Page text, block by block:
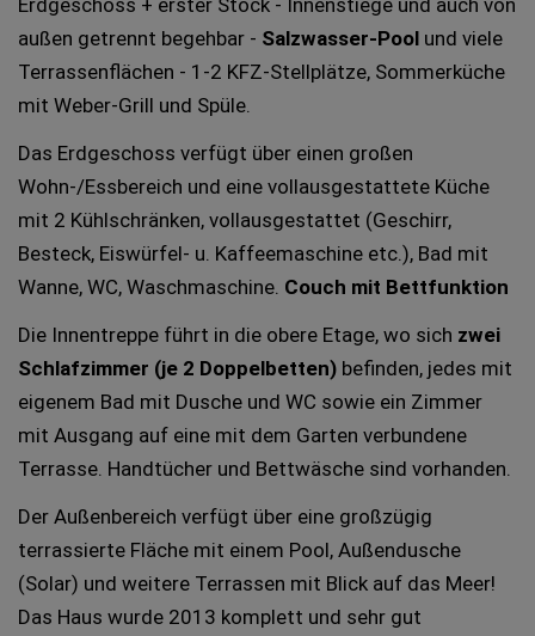
außen getrennt begehbar - Salzwasser-Pool und viele
Terrassenflächen - 1-2 KFZ-Stellplätze, Sommerküche
mit Weber-Grill und Spüle.
Das Erdgeschoss verfügt über einen großen
Wohn-/Essbereich und eine vollausgestattete Küche
mit 2 Kühlschränken, vollausgestattet (Geschirr,
Besteck, Eiswürfel- u. Kaffeemaschine etc.), Bad mit
Wanne, WC, Waschmaschine. Couch mit Bettfunktion
Die Innentreppe führt in die obere Etage, wo sich zwei
Schlafzimmer (je 2 Doppelbetten) befinden, jedes mit
eigenem Bad mit Dusche und WC sowie ein Zimmer
mit Ausgang auf eine mit dem Garten verbundene
Terrasse. Handtücher und Bettwäsche sind vorhanden.
Der Außenbereich verfügt über eine großzügig
terrassierte Fläche mit einem Pool, Außendusche
(Solar) und weitere Terrassen mit Blick auf das Meer!
Das Haus wurde 2013 komplett und sehr gut